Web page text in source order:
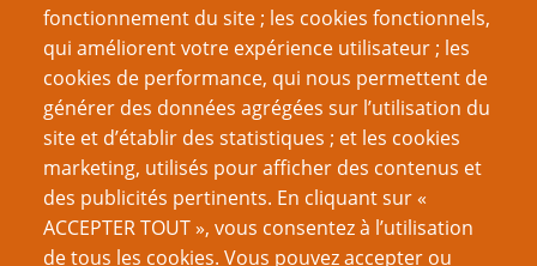
fonctionnement du site ; les cookies fonctionnels,
qui améliorent votre expérience utilisateur ; les
cookies de performance, qui nous permettent de
générer des données agrégées sur l’utilisation du
site et d’établir des statistiques ; et les cookies
marketing, utilisés pour afficher des contenus et
des publicités pertinents. En cliquant sur «
ACCEPTER TOUT », vous consentez à l’utilisation
de tous les cookies. Vous pouvez accepter ou
Répertoire des Outils de sécurité émotionnelle
Le bleed, un va-et-vient émotionnel
Pagination 1
Page
suivante
››
VOUS AIMEREZ AUSSI
Sans dessus-dessous (systèmes)